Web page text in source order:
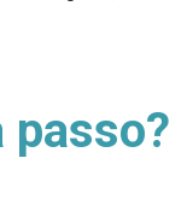
passo?